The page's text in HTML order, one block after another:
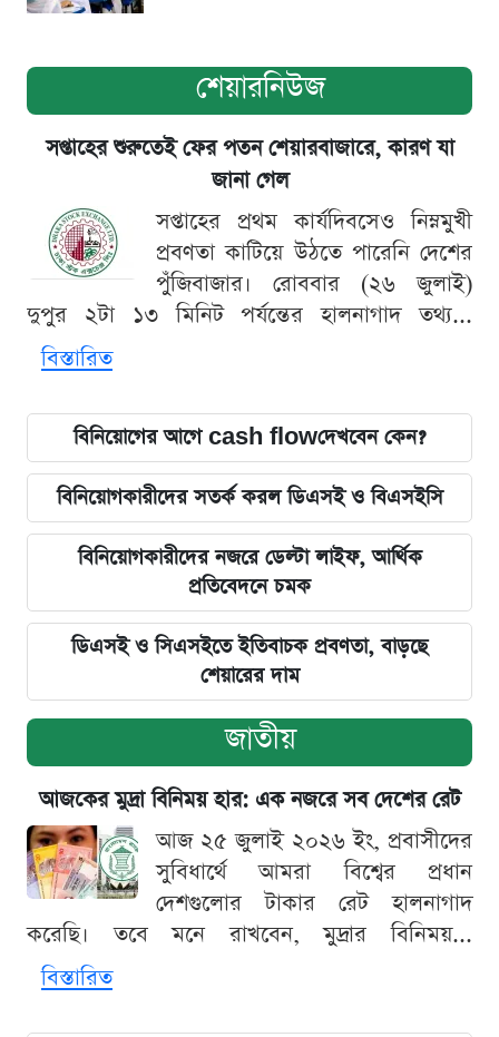
শেয়ারনিউজ
সপ্তাহের শুরুতেই ফের পতন শেয়ারবাজারে, কারণ যা
জানা গেল
সপ্তাহের প্রথম কার্যদিবসেও নিম্নমুখী
প্রবণতা কাটিয়ে উঠতে পারেনি দেশের
পুঁজিবাজার। রোববার (২৬ জুলাই)
দুপুর ২টা ১৩ মিনিট পর্যন্তের হালনাগাদ তথ্য...
বিস্তারিত
বিনিয়োগের আগে cash flowদেখবেন কেন?
বিনিয়োগকারীদের সতর্ক করল ডিএসই ও বিএসইসি
বিনিয়োগকারীদের নজরে ডেল্টা লাইফ, আর্থিক
প্রতিবেদনে চমক
ডিএসই ও সিএসইতে ইতিবাচক প্রবণতা, বাড়ছে
শেয়ারের দাম
জাতীয়
আজকের মুদ্রা বিনিময় হার: এক নজরে সব দেশের রেট
আজ ২৫ জুলাই ২০২৬ ইং, প্রবাসীদের
সুবিধার্থে আমরা বিশ্বের প্রধান
দেশগুলোর টাকার রেট হালনাগাদ
করেছি। তবে মনে রাখবেন, মুদ্রার বিনিময়...
বিস্তারিত